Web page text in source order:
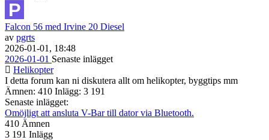
Falcon 56 med Irvine 20 Diesel
av pgrts
2026-01-01, 18:48
2026-01-01 Senaste inlägget
Helikopter
I detta forum kan ni diskutera allt om helikopter, byggtips mm
Ämnen: 410 Inlägg: 3 191
Senaste inlägget:
Omöjligt att ansluta V-Bar till dator via Bluetooth.
410 Ämnen
3 191 Inlägg